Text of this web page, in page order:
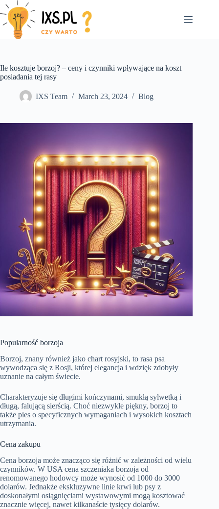
Skip
to
content
Ile kosztuje borzoj? – ceny i czynniki wpływające na koszt
posiadania tej rasy
IXS Team March 23, 2024 Blog
Popularność borzoja
Borzoj, znany również jako chart rosyjski, to rasa psa
wywodząca się z Rosji, której elegancja i wdzięk zdobyły
uznanie na całym świecie.
Charakteryzuje się długimi kończynami, smukłą sylwetką i
długą, falującą sierścią. Choć niezwykle piękny, borzoj to
także pies o specyficznych wymaganiach i wysokich kosztach
utrzymania.
Cena zakupu
Cena borzoja może znacząco się różnić w zależności od wielu
czynników. W USA cena szczeniaka borzoja od
renomowanego hodowcy może wynosić od 1000 do 3000
dolarów. Jednakże ekskluzywne linie krwi lub psy z
doskonałymi osiągnięciami wystawowymi mogą kosztować
znacznie więcej, nawet kilkanaście tysięcy dolarów.